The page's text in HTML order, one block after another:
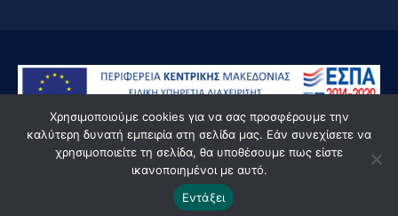
© Powered by Knowledge AE
Χρησιμοποιούμε cookies για να σας προσφέρουμε την
καλύτερη δυνατή εμπειρία στη σελίδα μας. Εάν συνεχίσετε να
χρησιμοποιείτε τη σελίδα, θα υποθέσουμε πως είστε
ικανοποιημένοι με αυτό.
Εντάξει